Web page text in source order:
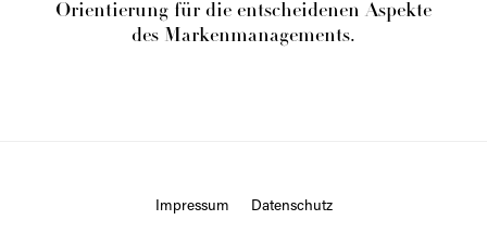
Orientierung für die entscheidenen Aspekte
des Markenmanagements.
Impressum Datenschutz